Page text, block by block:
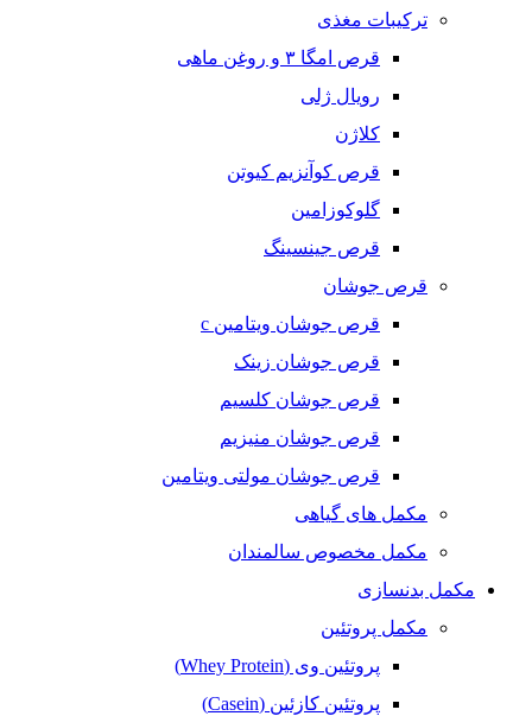
ترکیبات مغذی
قرص امگا ٣ و روغن ماهی
رویال ژلی
کلاژن
قرص کوآنزیم کیوتن
گلوکوزامین
قرص جینسینگ
قرص جوشان
قرص جوشان ویتامین c
قرص جوشان زینک
قرص جوشان کلسیم
قرص جوشان منیزیم
قرص جوشان مولتی ویتامین
مکمل های گیاهی
مکمل مخصوص سالمندان
مکمل بدنسازی
مکمل پروتئین
پروتئین وی (Whey Protein)
پروتئین کازئین (Casein)